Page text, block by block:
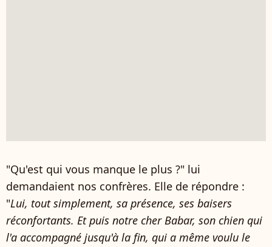
"Qu'est qui vous manque le plus ?" lui
demandaient nos confrères. Elle de répondre :
"Lui, tout simplement, sa présence, ses baisers
réconfortants. Et puis notre cher Babar, son chien qui
l'a accompagné jusqu'à la fin, qui a même voulu le